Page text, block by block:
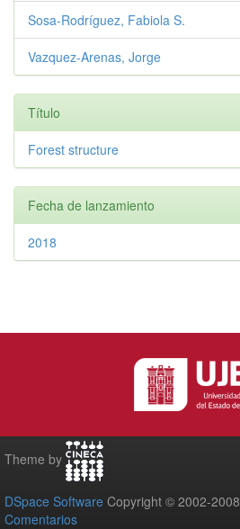
Sosa-Rodríguez, Fabiola S.
Vazquez-Arenas, Jorge
Título
Forest structure
Fecha de lanzamiento
2018
Theme by
DSpace Software Copyright © 2002-2008
Comentarios